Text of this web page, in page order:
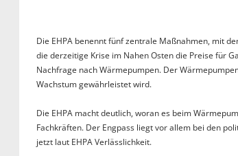
Die EHPA benennt fünf zentrale Maßnahmen, mit
die derzeitige Krise im Nahen Osten die Preise für
Nachfrage nach Wärmepumpen. Der
Wachstum gewährleistet wird.
Die EHPA macht deutlich, woran es beim
Fachkräften. Der Engpass liegt vor allem bei den
jetzt laut EHPA Verlässlichkeit.